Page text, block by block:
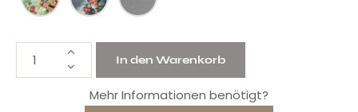
In den Warenkorb
Mehr Informationen benötigt?